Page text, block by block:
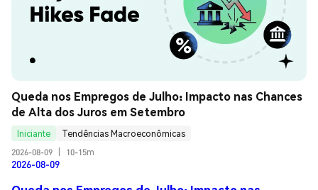
Queda nos Empregos de Julho: Impacto nas Chances
de Alta dos Juros em Setembro
Iniciante
Tendências Macroeconômicas
2026-08-09
10-15m
2026-08-09